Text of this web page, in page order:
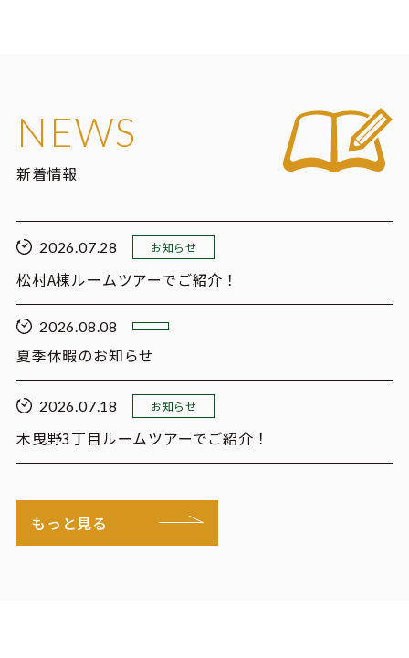
NEWS
新着情報
2026.07.28 お知らせ
松村A棟ルームツアーでご紹介！
2026.08.08
夏季休暇のお知らせ
2026.07.18 お知らせ
木曳野3丁目ルームツアーでご紹介！
もっと見る